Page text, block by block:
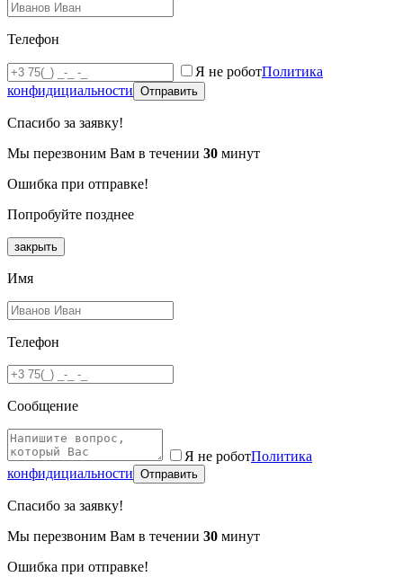
Телефон
Я не роботПолитика
конфидициальности Отправить
Спасибо за заявку!
Мы перезвоним Вам в течении 30 минут
Ошибка при отправке!
Попробуйте позднее
закрыть
Имя
Телефон
Сообщение
Я не роботПолитика
конфидициальности Отправить
Спасибо за заявку!
Мы перезвоним Вам в течении 30 минут
Ошибка при отправке!